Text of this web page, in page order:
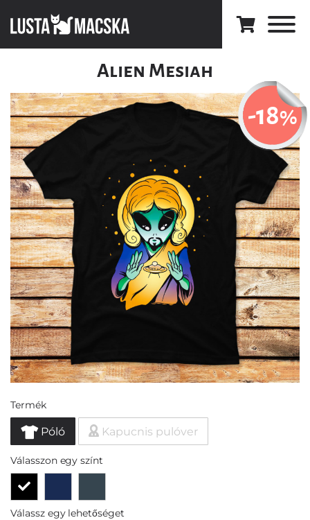
Alien Mesiah
-18%
Termék
Póló Kapucnis pulóver
Válasszon egy színt
Válassz egy lehetőséget